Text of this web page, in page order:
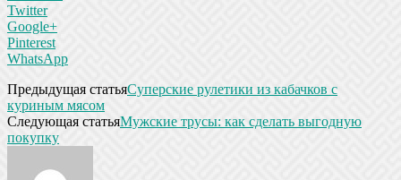
Twitter
Google+
Pinterest
WhatsApp
Предыдущая статьяСуперские рулетики из кабачков с
куриным мясом
Следующая статьяМужские трусы: как сделать выгодную
покупку